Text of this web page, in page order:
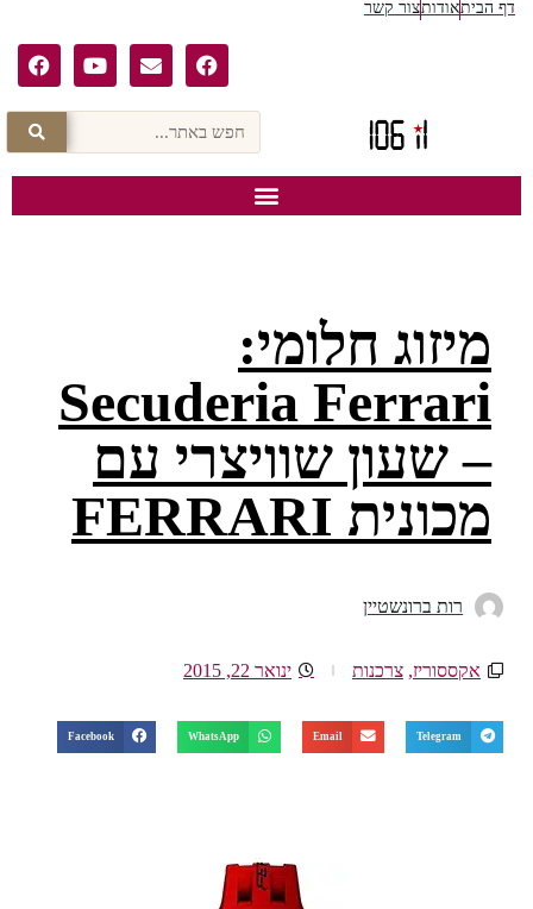
דף הביתאודותצור קשר
מיזוג חלומי:
Secuderia Ferrari
– שעון שוויצרי עם
מכונית FERRARI
רות ברונשטיין
אקססוריז, צרכנות ינואר 22, 2015
Telegram
Email
WhatsApp
Facebook